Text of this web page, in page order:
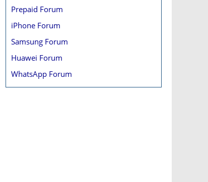
Prepaid Forum
iPhone Forum
Samsung Forum
Huawei Forum
WhatsApp Forum